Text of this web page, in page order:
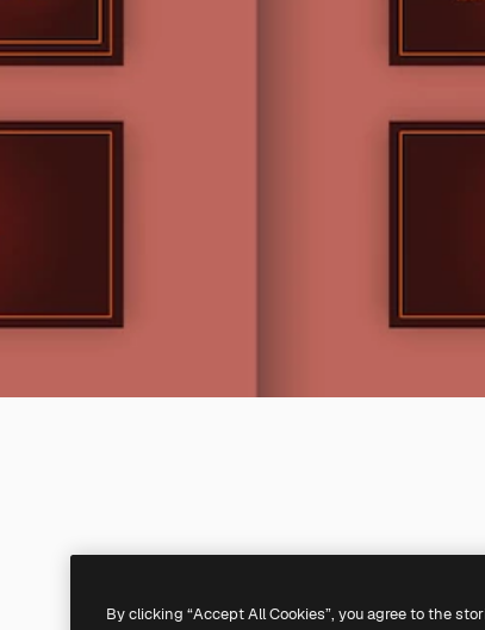
By clicking “Accept All Cookies”, you agree to the